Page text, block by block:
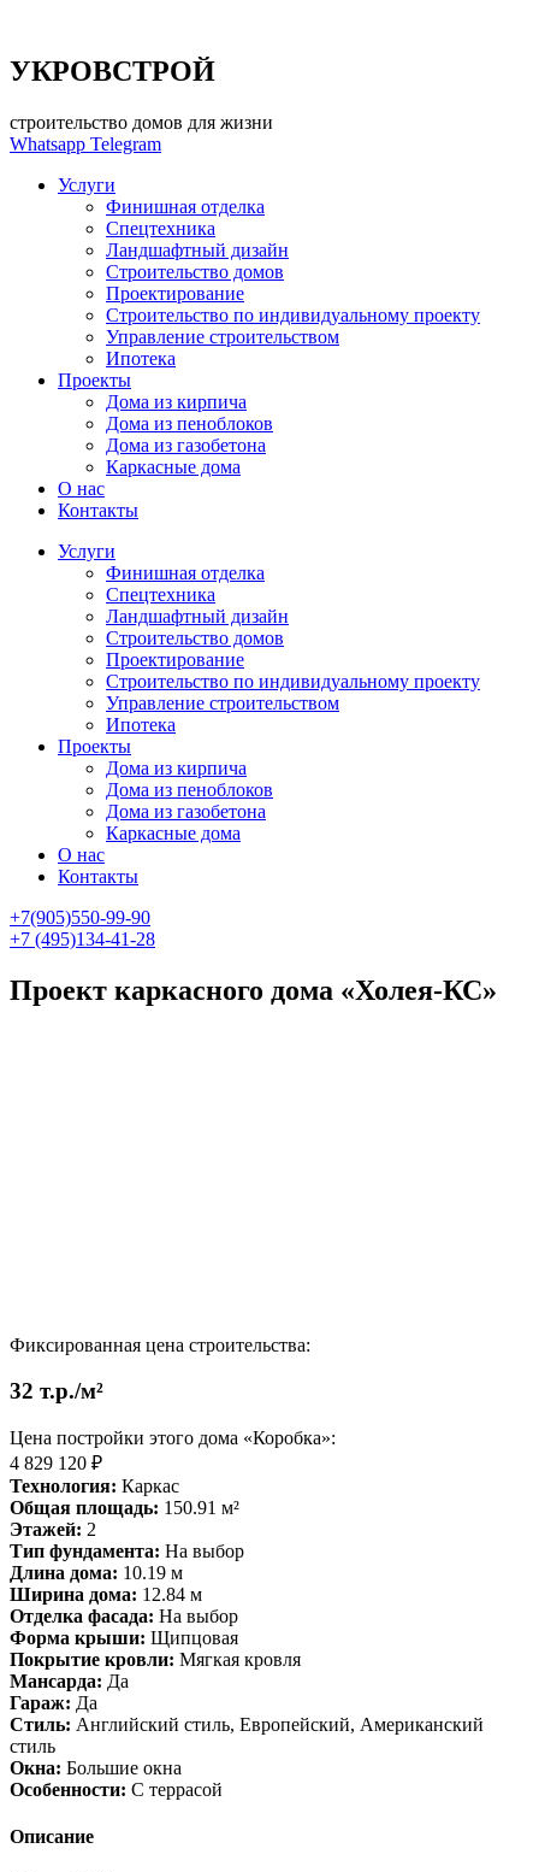
УКРОВСТРОЙ
строительство домов для жизни
Whatsapp Telegram
Услуги
Финишная отделка
Спецтехника
Ландшафтный дизайн
Строительство домов
Проектирование
Строительство по индивидуальному проекту
Управление строительством
Ипотека
Проекты
Дома из кирпича
Дома из пеноблоков
Дома из газобетона
Каркасные дома
О нас
Контакты
Услуги
Финишная отделка
Спецтехника
Ландшафтный дизайн
Строительство домов
Проектирование
Строительство по индивидуальному проекту
Управление строительством
Ипотека
Проекты
Дома из кирпича
Дома из пеноблоков
Дома из газобетона
Каркасные дома
О нас
Контакты
+7(905)550-99-90
+7 (495)134-41-28
Проект каркасного дома «Холея-КС»
Фиксированная цена строительства:
32 т.р./м²
Цена постройки этого дома «Коробка»:
4 829 120 ₽
Технология: Каркас
Общая площадь: 150.91 м²
Этажей: 2
Тип фундамента: На выбор
Длина дома: 10.19 м
Ширина дома: 12.84 м
Отделка фасада: На выбор
Форма крыши: Щипцовая
Покрытие кровли: Мягкая кровля
Мансарда: Да
Гараж: Да
Стиль: Английский стиль, Европейский, Американский
стиль
Окна: Большие окна
Особенности: С террасой
Описание